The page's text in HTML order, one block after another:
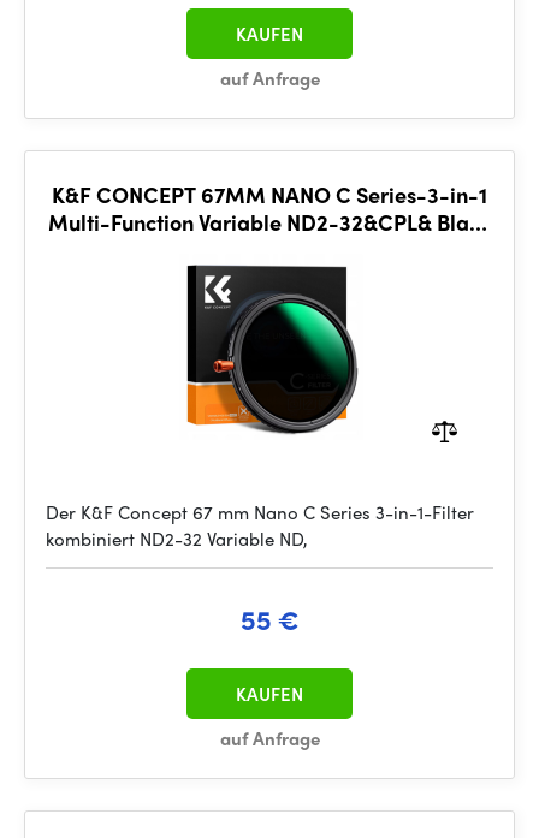
auf Anfrage
KAUFEN
K&F CONCEPT 67MM NANO C Series-3-in-1
Multi-Function Variable ND2-32&CPL& Black
Der K&F Concept 67 mm Nano C Series 3-in-1-Filter
kombiniert ND2-32 Variable ND,
55 €
auf Anfrage
KAUFEN